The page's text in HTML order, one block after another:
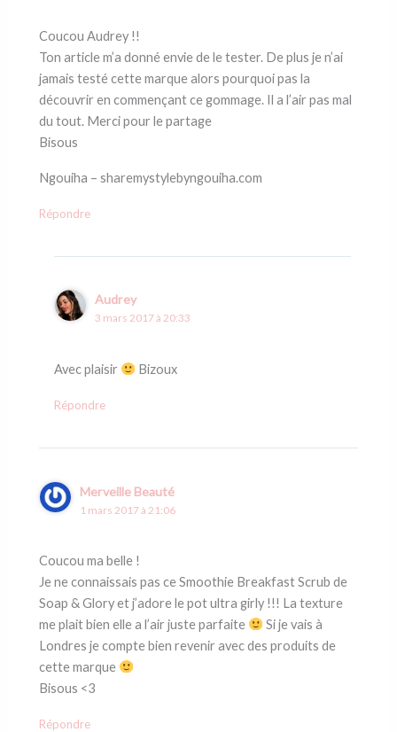
Coucou Audrey !!
Ton article m’a donné envie de le tester. De plus je n’ai
jamais testé cette marque alors pourquoi pas la
découvrir en commençant ce gommage. Il a l’air pas mal
du tout. Merci pour le partage
Bisous
Ngouiha – sharemystylebyngouiha.com
Répondre
Audrey
3 mars 2017 à 20:33
Avec plaisir Bizoux
Répondre
Merveille Beauté
1 mars 2017 à 21:06
Coucou ma belle !
Je ne connaissais pas ce Smoothie Breakfast Scrub de
Soap & Glory et j’adore le pot ultra girly !!! La texture
me plait bien elle a l’air juste parfaite
Si je vais à
Londres je compte bien revenir avec des produits de
cette marque
Bisous <3
Répondre